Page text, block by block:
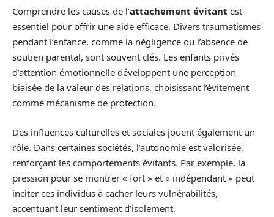
Comprendre les causes de l’attachement évitant est
essentiel pour offrir une aide efficace. Divers traumatismes
pendant l’enfance, comme la négligence ou l’absence de
soutien parental, sont souvent clés. Les enfants privés
d’attention émotionnelle développent une perception
biaisée de la valeur des relations, choisissant l’évitement
comme mécanisme de protection.
Des influences culturelles et sociales jouent également un
rôle. Dans certaines sociétés, l’autonomie est valorisée,
renforçant les comportements évitants. Par exemple, la
pression pour se montrer « fort » et « indépendant » peut
inciter ces individus à cacher leurs vulnérabilités,
accentuant leur sentiment d’isolement.